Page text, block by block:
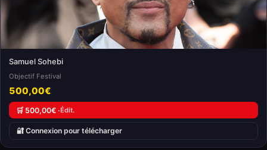
Samuel Sohebi
Objectif Festival
500,00€
🛒 500,00€ ·Édit.
🔐 Connexion pour télécharger